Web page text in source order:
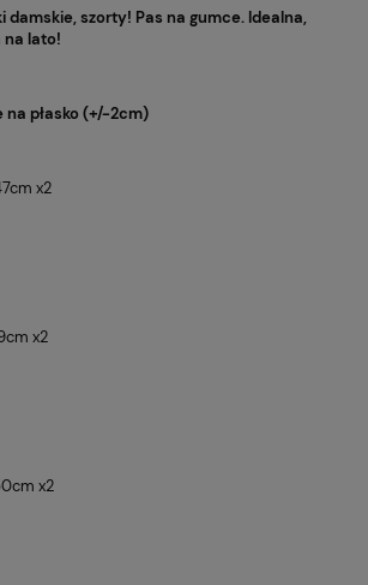
damskie, szorty! Pas na gumce. Idealna,
na lato!
płasko (+/-2cm)
x2
x2
x2